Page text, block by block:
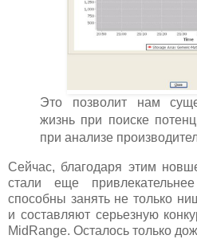
Это позволит нам
жизнь при поиске
при анализе
Сейчас, благодаря этим
стали еще
способны занять не только
и составляют серьезную
MidRange. Осталось только